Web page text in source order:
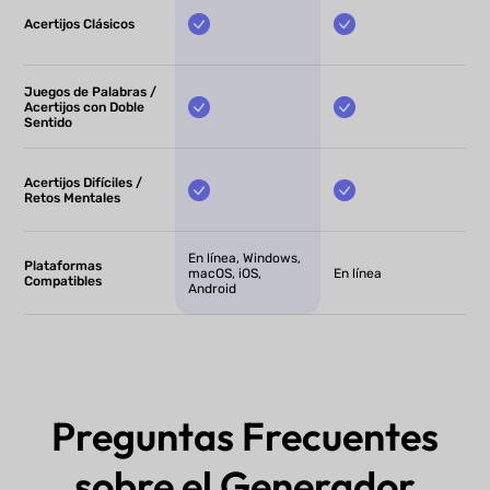
Acertijos Clásicos
Juegos de Palabras /
Acertijos con Doble
Sentido
Acertijos Difíciles /
Retos Mentales
Plataformas
Compatibles
En línea, Windows,
macOS, iOS,
Android
En línea
Preguntas Frecuentes